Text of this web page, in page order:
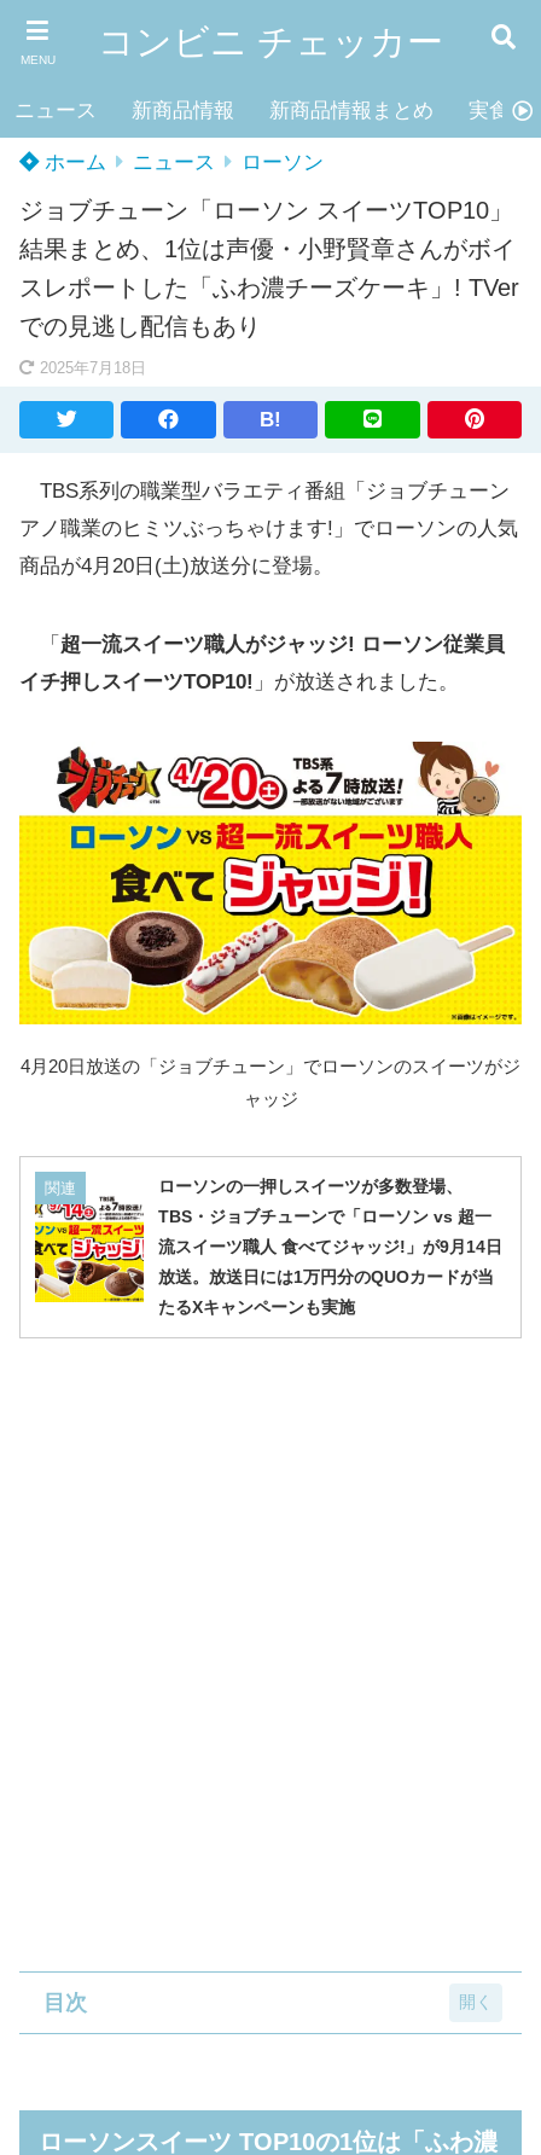
MENU コンビニ チェッカー
ニュース 新商品情報 新商品情報まとめ 実食レ
ホーム ニュース ローソン
ジョブチューン「ローソン スイーツTOP10」
結果まとめ、1位は声優・小野賢章さんがボイ
スレポートした「ふわ濃チーズケーキ」! TVer
での見逃し配信もあり
2025年7月18日
B!
TBS系列の職業型バラエティ番組「ジョブチューン
アノ職業のヒミツぶっちゃけます!」でローソンの人気
商品が4月20日(土)放送分に登場。
「 超一流スイーツ職人がジャッジ! ローソン従業員
イチ押しスイーツTOP10! 」が放送されました。
4月20日放送の「ジョブチューン」でローソンのスイーツがジ
ャッジ
関連
ローソンの一押しスイーツが多数登場、
TBS・ジョブチューンで「ローソン vs 超一
流スイーツ職人 食べてジャッジ!」が9月14日
放送。放送日には1万円分のQUOカードが当
たるXキャンペーンも実施
目次
ーズケーキ」
ローソンスイーツ TOP10の1位は「ふわ濃